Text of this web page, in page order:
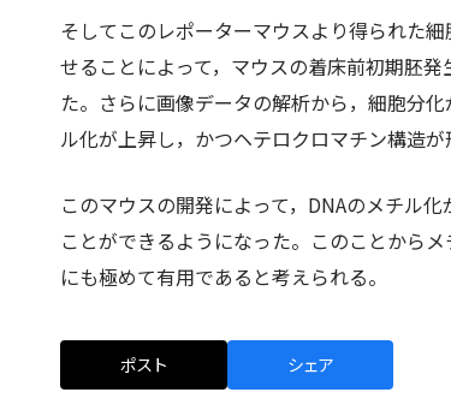
そしてこのレポーターマウスより得られた
せることによって，マウスの着床前初期胚
た。さらに画像データの解析から，細胞分
ル化が上昇し，かつヘテロクロマチン構造
このマウスの開発によって，DNAのメチル
ことができるようになった。このことから
にも極めて有用であると考えられる。
ポスト シェア